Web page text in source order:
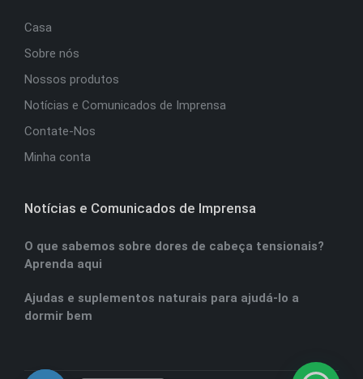
Casa
Sobre nós
Nossos produtos
Notícias e Comunicados de Imprensa
Contate-Nos
Minha conta
Notícias e Comunicados de Imprensa
O que sabemos sobre dores de cabeça tensionais?
Aprenda aqui
Ajudas e suplementos naturais para ajudá-lo a
dormir bem